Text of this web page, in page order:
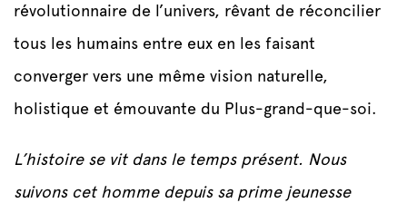
révolutionnaire de l’univers, rêvant de réconcilier
tous les humains entre eux en les faisant
converger vers une même vision naturelle,
holistique et émouvante du Plus-grand-que-soi.
L’histoire se vit dans le temps présent. Nous
suivons cet homme depuis sa prime jeunesse